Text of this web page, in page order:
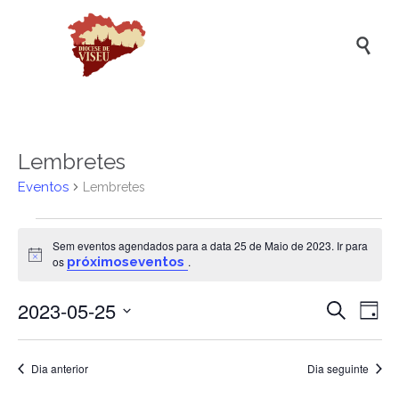

Lembretes
Eventos Lembretes
for
de
Maio
de
Aviso
Sem eventos agendados para a data 25 de Maio de 2023. Ir para
os próximoseventos .
de
Pesquisar
de
Dia
2023-05-25
data.Dia anterior Dia seguinte